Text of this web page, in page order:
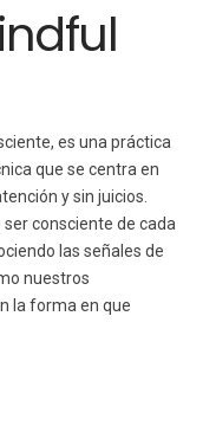
es una práctica
que se centra en
y sin juicios.
consciente de cada
las señales de
nuestros
la forma en que